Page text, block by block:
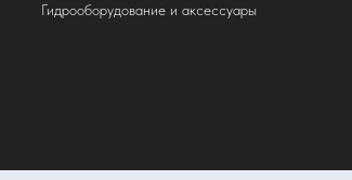
Гидрооборудование и аксессуары